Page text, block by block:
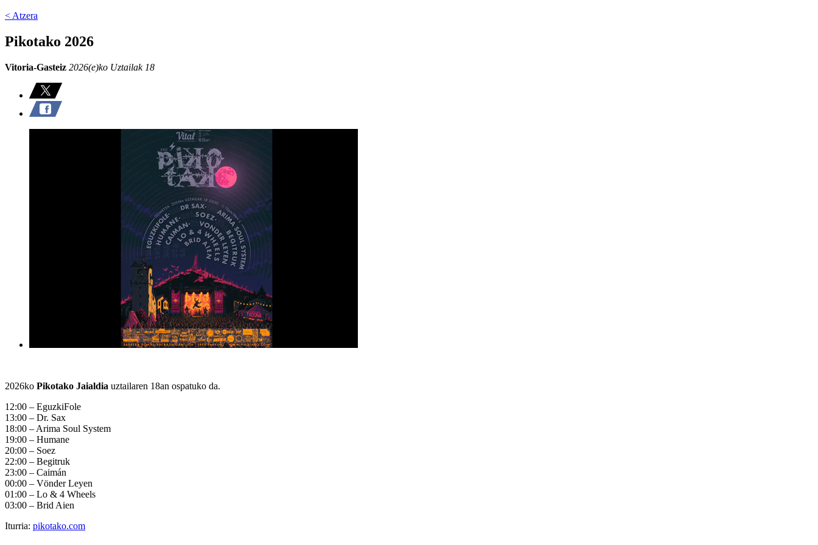
< Atzera
Pikotako 2026
Vitoria-Gasteiz 2026(e)ko Uztailak 18
2026ko Pikotako Jaialdia uztailaren 18an ospatuko da.
12:00 – EguzkiFole
13:00 – Dr. Sax
18:00 – Arima Soul System
19:00 – Humane
20:00 – Soez
22:00 – Begitruk
23:00 – Caimán
00:00 – Vönder Leyen
01:00 – Lo & 4 Wheels
03:00 – Brid Aien
Iturria: pikotako.com